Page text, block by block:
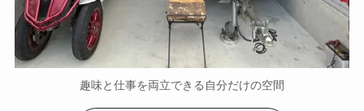
趣味と仕事を両立できる自分だけの空間